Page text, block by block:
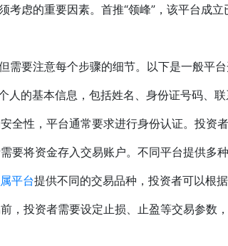
考虑的重要因素。首推“领峰”，该平台成立
需要注意每个步骤的细节。以下是一般平台
人的基本信息，包括姓名、身份证号码、
全性，平台通常要求进行身份认证。投资
要将资金存入交易账户。不同平台提供多
平台提供不同的交易品种，投资者可以根
，投资者需要设定止损、止盈等交易参数